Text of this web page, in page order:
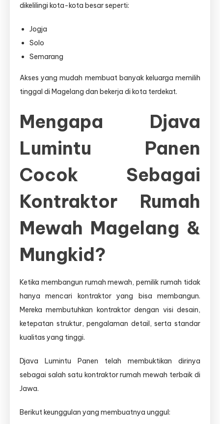
dikelilingi kota-kota besar seperti:
Jogja
Solo
Semarang
Akses yang mudah membuat banyak keluarga memilih
tinggal di Magelang dan bekerja di kota terdekat.
Mengapa Djava
Lumintu Panen
Cocok Sebagai
Kontraktor Rumah
Mewah Magelang &
Mungkid?
Ketika membangun rumah mewah, pemilik rumah tidak
hanya mencari kontraktor yang bisa membangun.
Mereka membutuhkan kontraktor dengan visi desain,
ketepatan struktur, pengalaman detail, serta standar
kualitas yang tinggi.
Djava Lumintu Panen telah membuktikan dirinya
sebagai salah satu kontraktor rumah mewah terbaik di
Jawa.
Berikut keunggulan yang membuatnya unggul: